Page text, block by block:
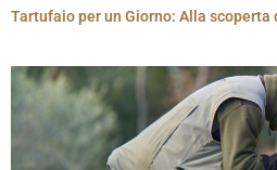
Tartufaio per un Giorno: Alla scoperta